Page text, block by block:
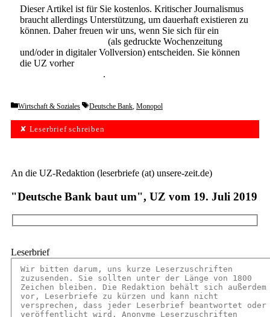
Dieser Artikel ist für Sie kostenlos. Kritischer Journalismus
braucht allerdings Unterstützung, um dauerhaft existieren zu
können. Daher freuen wir uns, wenn Sie sich für ein
(als gedruckte Wochenzeitung
und/oder in digitaler Vollversion) entscheiden. Sie können
die UZ vorher
.
Categories
Wirtschaft & Soziales Tags
Deutsche Bank, Monopol
✘ Leserbrief schreiben
An die UZ-Redaktion (leserbriefe (at) unsere-zeit.de)
"Deutsche Bank baut um", UZ vom 19. Juli 2019
Leserbrief